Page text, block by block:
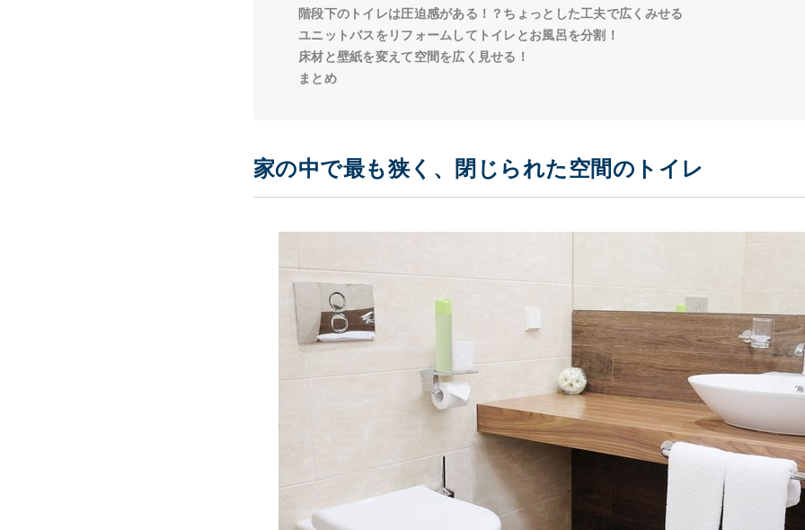
階段下のトイレは圧迫感がある！？ちょっとした工夫で広くみせる
ユニットバスをリフォームしてトイレとお風呂を分割！
床材と壁紙を変えて空間を広く見せる！
まとめ
家の中で最も狭く、閉じられた空間のトイレ